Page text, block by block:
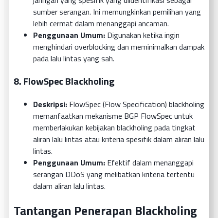
sumber serangan. Ini memungkinkan pemilihan yang
lebih cermat dalam menanggapi ancaman.
Penggunaan Umum: Digunakan ketika ingin
menghindari overblocking dan meminimalkan dampak
pada lalu lintas yang sah.
8.FlowSpec Blackholing
Deskripsi: FlowSpec (Flow Specification) blackholing
memanfaatkan mekanisme BGP FlowSpec untuk
memberlakukan kebijakan blackholing pada tingkat
aliran lalu lintas atau kriteria spesifik dalam aliran lalu
lintas.
Penggunaan Umum: Efektif dalam menanggapi
serangan DDoS yang melibatkan kriteria tertentu
dalam aliran lalu lintas.
Tantangan Penerapan Blackholing